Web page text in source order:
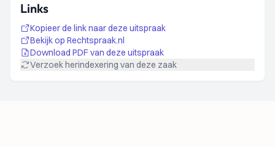
Links
Kopieer de link naar deze uitspraak
Bekijk op Rechtspraak.nl
Download PDF van deze uitspraak
Verzoek herindexering van deze zaak